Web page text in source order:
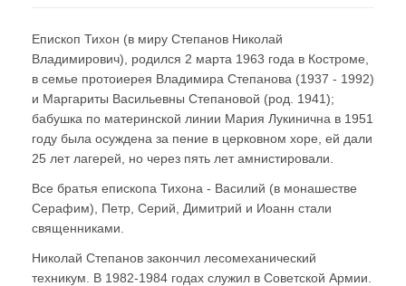
Епископ Тихон (в миру Степанов Николай
Владимирович), родился 2 марта 1963 года в Костроме,
в семье протоиерея Владимира Степанова (1937 - 1992)
и Маргариты Васильевны Степановой (род. 1941);
бабушка по материнской линии Мария Лукинична в 1951
году была осуждена за пение в церковном хоре, ей дали
25 лет лагерей, но через пять лет амнистировали.
Все братья епископа Тихона - Василий (в монашестве
Серафим), Петр, Серий, Димитрий и Иоанн стали
священниками.
Николай Степанов закончил лесомеханический
техникум. В 1982-1984 годах служил в Советской Армии.